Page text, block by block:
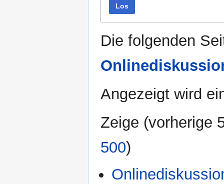
Los
Die folgenden
Angezeigt wird
Zeige (vorherige
500)